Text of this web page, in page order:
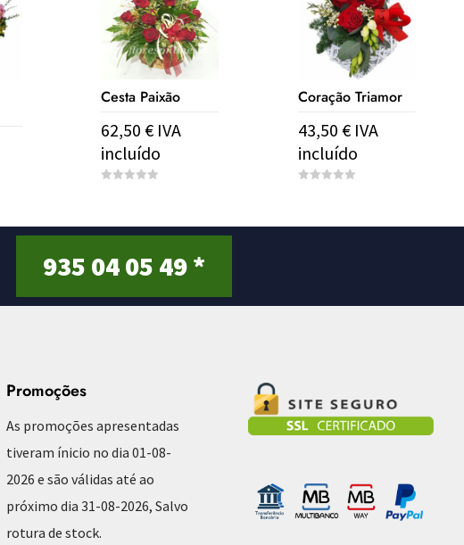
Cesta Paixão
62,50€ IVA
incluído
Coração Triamor
43,50 € IVA
incluído
935 04 05 49 *
Promoções
As promoções apresentadas
tiveram ínicio no dia 01-08-
2026 e são válidas até ao
próximo dia 31-08-2026, Salvo
rotura de stock.